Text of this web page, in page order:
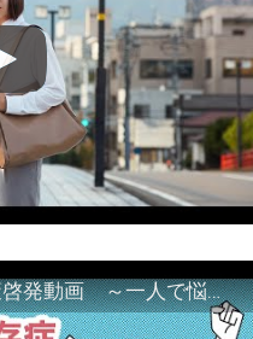
「ギャンブル等依存症対策啓発動画 ～一人で悩まず、家族で悩まず、まず！相談機関へ～」